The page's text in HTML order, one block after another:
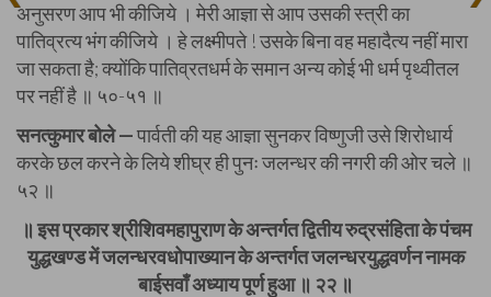
अनुसरण आप भी कीजिये । मेरी आज्ञा से आप उसकी स्त्री का
पातिव्रत्य भंग कीजिये । हे लक्ष्मीपते ! उसके बिना वह महादैत्य नहीं मारा
जा सकता है; क्योंकि पातिव्रतधर्म के समान अन्य कोई भी धर्म पृथ्वीतल
पर नहीं है ॥ ५०-५१ ॥
सनत्कुमार बोले —पार्वती की यह आज्ञा सुनकर विष्णुजी उसे शिरोधार्य
करके छल करने के लिये शीघ्र ही पुनः जलन्धर की नगरी की ओर चले ॥
५२ ॥
॥ इस प्रकार श्रीशिवमहापुराण के अन्तर्गत द्वितीय रुद्रसंहिता के पंचम
युद्धखण्ड में जलन्धरवधोपाख्यान के अन्तर्गत जलन्धरयुद्धवर्णन नामक
बाईसवाँ अध्याय पूर्ण हुआ ॥ २२ ॥